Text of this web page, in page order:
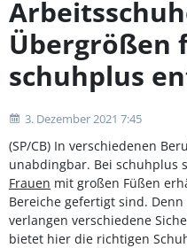
Übergrößen
schuhplus
3. Dezember 2021 7:45
(SP/CB) In verschiedenen
unabdingbar. Bei schuhplus
Frauen mit großen Füßen
Bereiche gefertigt sind.
verlangen verschiedene
bietet hier die richtigen